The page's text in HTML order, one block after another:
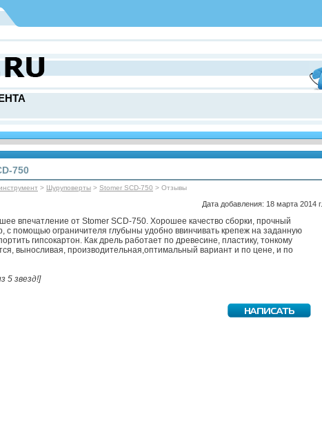
750
> Шуруповерты > Stomer SCD-750 > Отзывы
Дата добавления: 18 марта 2014 г.
впечатление от Stomer SCD-750. Хорошее качество сборки, прочный
с помощью ограничителя глубыны удобно ввинчивать крепеж на заданную
гипсокартон. Как дрель работает по древесине, пластику, тонкому
выносливая, производительная,оптимальный вариант и по цене, и по
5 звезд!]